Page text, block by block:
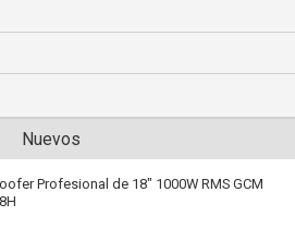
Nuevos
Profesional de 18" 1000W RMS GCM